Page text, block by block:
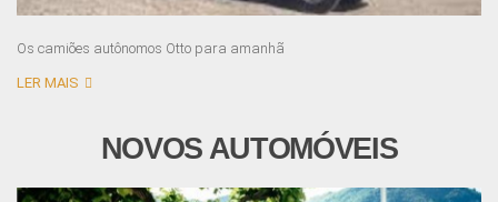
Os camiões autônomos Otto para amanhã
LER MAIS
NOVOS AUTOMÓVEIS